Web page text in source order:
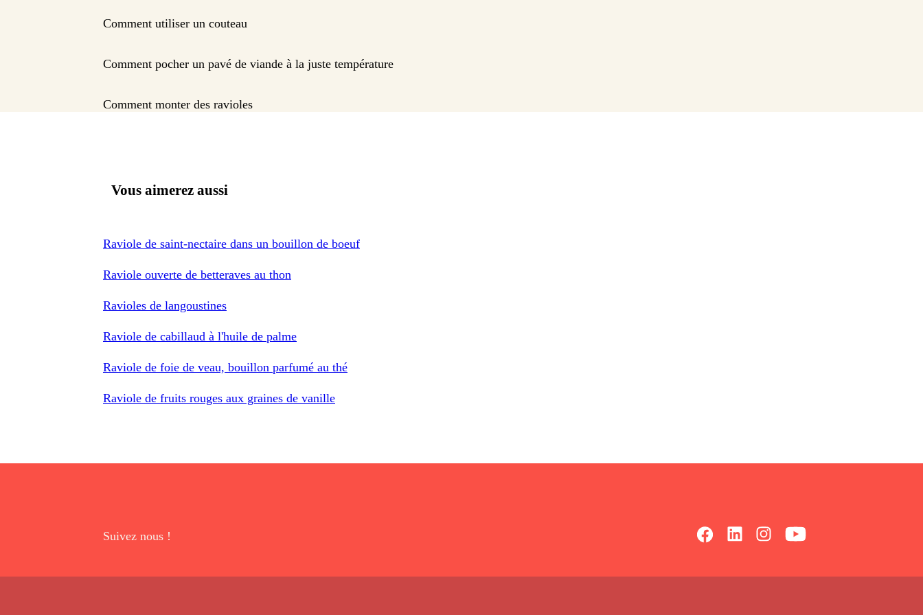
Comment utiliser un couteau
Comment pocher un pavé de viande à la juste température
Comment monter des ravioles
Vous aimerez aussi
Raviole de saint-nectaire dans un bouillon de boeuf
Raviole ouverte de betteraves au thon
Ravioles de langoustines
Raviole de cabillaud à l'huile de palme
Raviole de foie de veau, bouillon parfumé au thé
Raviole de fruits rouges aux graines de vanille
Suivez nous !